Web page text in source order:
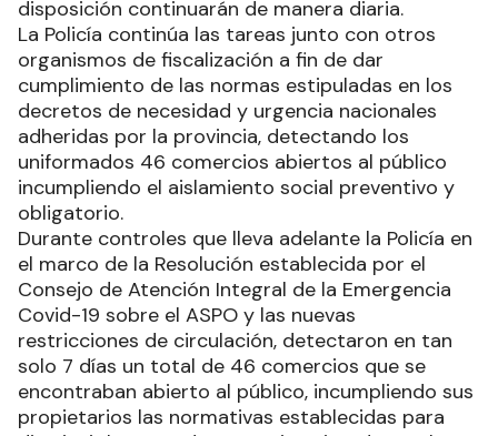
disposición continuarán de manera diaria.
La Policía continúa las tareas junto con otros
organismos de fiscalización a fin de dar
cumplimiento de las normas estipuladas en los
decretos de necesidad y urgencia nacionales
adheridas por la provincia, detectando los
uniformados 46 comercios abiertos al público
incumpliendo el aislamiento social preventivo y
obligatorio.
Durante controles que lleva adelante la Policía en
el marco de la Resolución establecida por el
Consejo de Atención Integral de la Emergencia
Covid-19 sobre el ASPO y las nuevas
restricciones de circulación, detectaron en tan
solo 7 días un total de 46 comercios que se
encontraban abierto al público, incumpliendo sus
propietarios las normativas establecidas para